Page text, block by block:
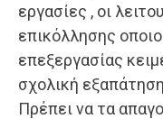
εργασίες , οι
επικόλλησης
επεξεργασίας
σχολική
Πρέπει να τα